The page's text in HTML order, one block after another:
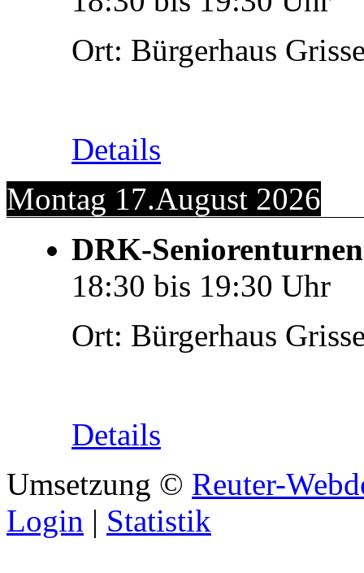
Ort: Bürgerhaus
Details
Montag 17.August 2026
DRK-Seniorenturnen
18:30 bis 19:30 Uhr
Ort: Bürgerhaus
Details
Umsetzung © Reuter-
Login | Statistik